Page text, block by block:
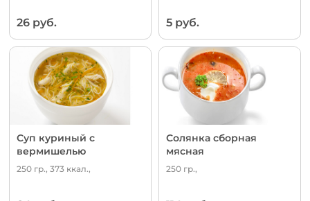
26 руб. 5 руб.
Суп куриный с
вермишелью
250 гр., 373 ккал.,
Солянка сборная
мясная
250 гр.,